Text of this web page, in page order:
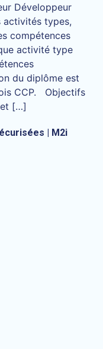
Développeur
activités types,
compétences
activité type
du diplôme est
CCP. Objectifs
et […]
| M2i